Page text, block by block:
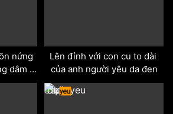
nứng
dâm
Lên đỉnh với con cu to dài
của anh người yêu da đen
odd